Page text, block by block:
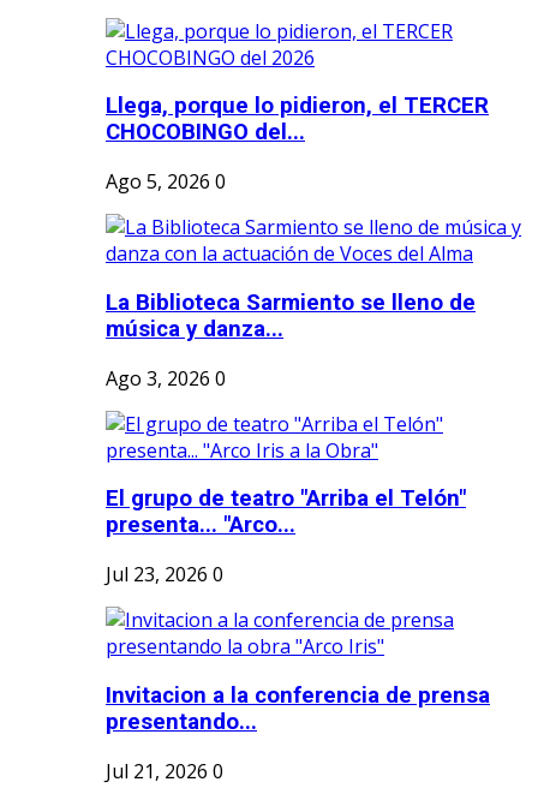
Llega, porque lo pidieron, el TERCER
CHOCOBINGO del...
Ago 5, 2026 0
La Biblioteca Sarmiento se lleno de
música y danza...
Ago 3, 2026 0
El grupo de teatro "Arriba el Telón"
presenta... "Arco...
Jul 23, 2026 0
Invitacion a la conferencia de prensa
presentando...
Jul 21, 2026 0